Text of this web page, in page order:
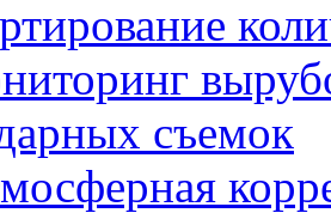
съемок